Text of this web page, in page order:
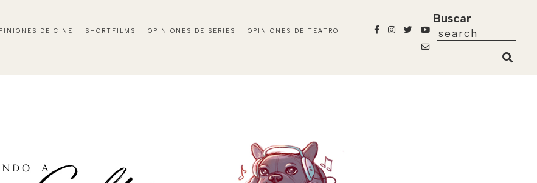
DE CINE SHORTFILMS OPINIONES DE SERIES
OPINIONES DE TEATRO
Buscar